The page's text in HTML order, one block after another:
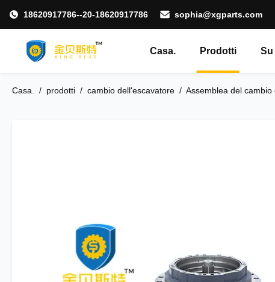
18620917786--20-18620917786 sophia@xgparts.com
Casa. Prodotti Su
Casa. / prodotti / cambio dell'escavatore / Assemblea del